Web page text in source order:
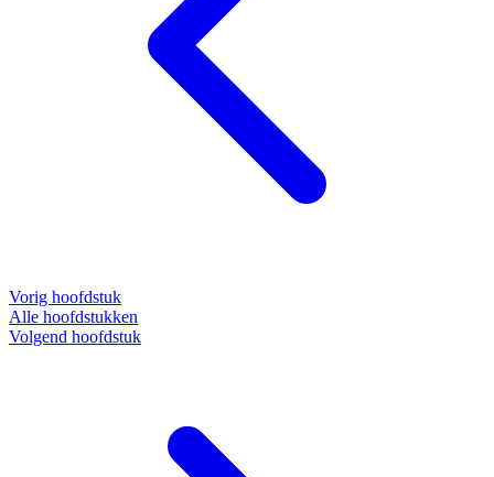
Vorig hoofdstuk
Alle hoofdstukken
Volgend hoofdstuk